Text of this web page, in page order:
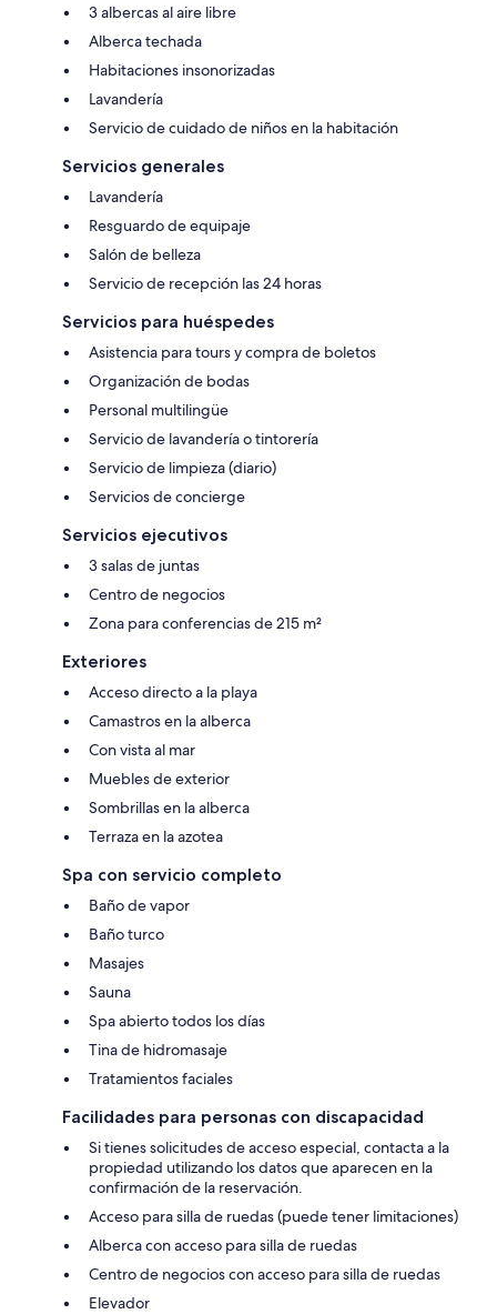
3 albercas al aire libre
Alberca techada
Habitaciones insonorizadas
Lavandería
Servicio de cuidado de niños en la habitación
Servicios generales
Lavandería
Resguardo de equipaje
Salón de belleza
Servicio de recepción las 24 horas
Servicios para huéspedes
Asistencia para tours y compra de boletos
Organización de bodas
Personal multilingüe
Servicio de lavandería o tintorería
Servicio de limpieza (diario)
Servicios de concierge
Servicios ejecutivos
3 salas de juntas
Centro de negocios
Zona para conferencias de 215 m²
Exteriores
Acceso directo a la playa
Camastros en la alberca
Con vista al mar
Muebles de exterior
Sombrillas en la alberca
Terraza en la azotea
Spa con servicio completo
Baño de vapor
Baño turco
Masajes
Sauna
Spa abierto todos los días
Tina de hidromasaje
Tratamientos faciales
Facilidades para personas con discapacidad
Si tienes solicitudes de acceso especial, contacta a la
propiedad utilizando los datos que aparecen en la
confirmación de la reservación.
Acceso para silla de ruedas (puede tener limitaciones)
Alberca con acceso para silla de ruedas
Centro de negocios con acceso para silla de ruedas
Elevador